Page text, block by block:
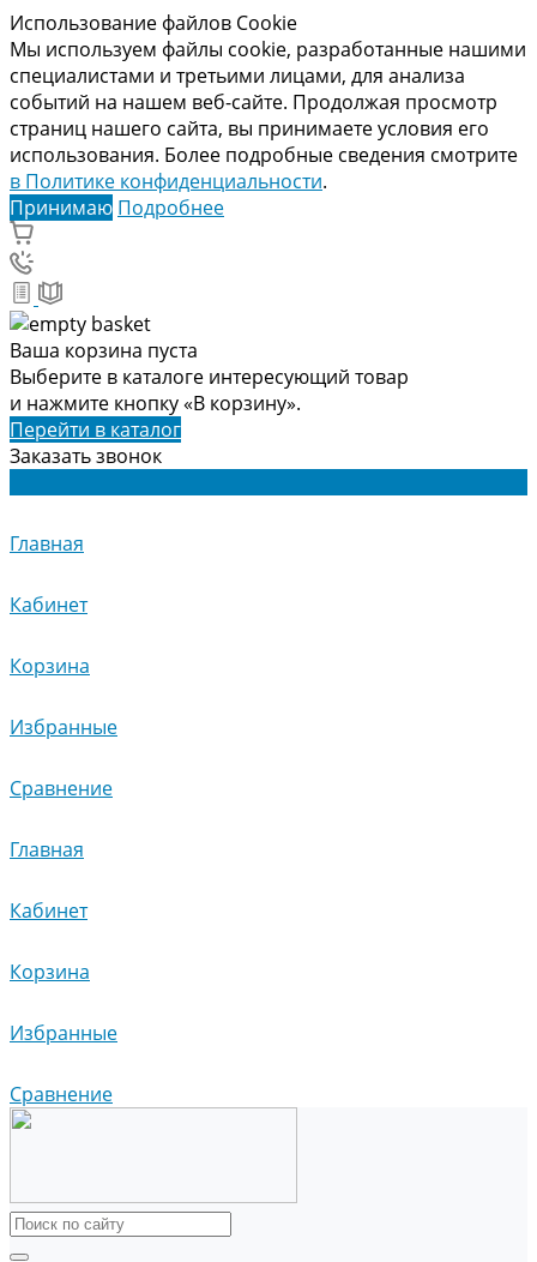
Использование файлов Cookie
Мы используем файлы cookie, разработанные нашими
специалистами и третьими лицами, для анализа
событий на нашем веб-сайте. Продолжая просмотр
страниц нашего сайта, вы принимаете условия его
использования. Более подробные сведения смотрите
в Политике конфиденциальности.
Принимаю Подробнее
Ваша корзина пуста
Выберите в каталоге интересующий товар
и нажмите кнопку «В корзину».
Перейти в каталог
Заказать звонок
Главная
Кабинет
Корзина
Избранные
Сравнение
Главная
Кабинет
Корзина
Избранные
Сравнение